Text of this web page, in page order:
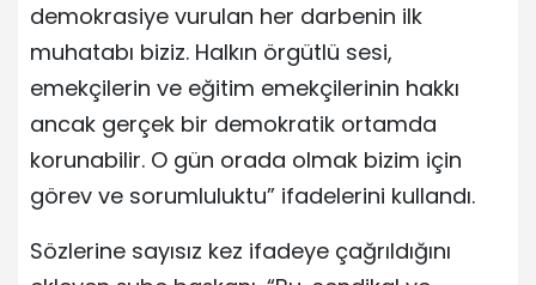
demokrasiye vurulan her darbenin ilk
muhatabı biziz. Halkın örgütlü sesi,
emekçilerin ve eğitim emekçilerinin hakkı
ancak gerçek bir demokratik ortamda
korunabilir. O gün orada olmak bizim için
görev ve sorumluluktu” ifadelerini kullandı.
Sözlerine sayısız kez ifadeye çağrıldığını